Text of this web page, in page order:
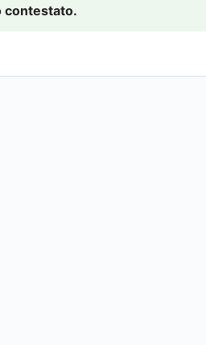
contestato.